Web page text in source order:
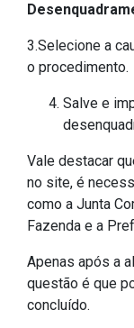
3.Selecione a
o procedimento.
Salve e
Vale destacar
no site, é
como a Junta
Fazenda e a
Apenas após a
questão é que
concluído.